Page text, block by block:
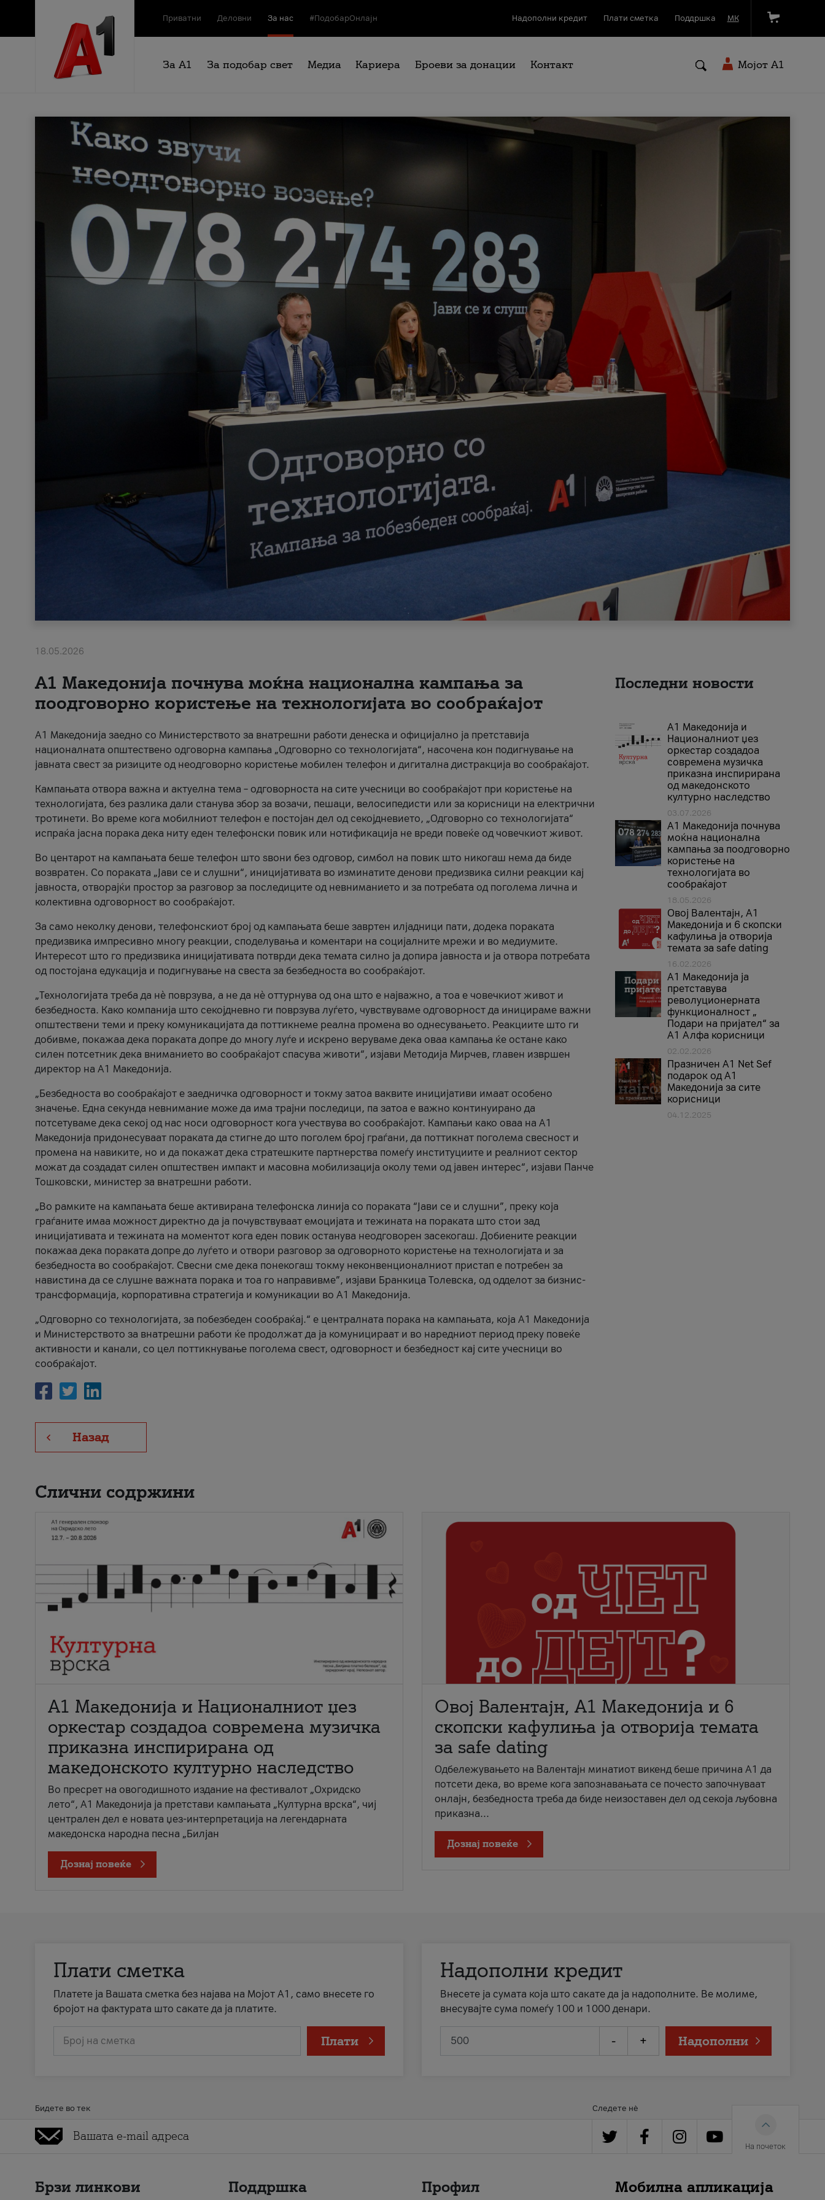
Приватни Деловни За нас #ПодобарОнлајн Надополни кредит Плати сметка Поддршка МК
За А1 За подобар свет Медиа Кариера Броеви за донации Контакт Мојот A1
18.05.2026
A1 Македонија почнува моќна национална кампања за
поодговорно користење на технологијата во сообраќајот
A1 Македонија заедно со Министерството за внатрешни работи денеска и официјално ја претставија
националната општествено одговорна кампања „Одговорно со технологијата“, насочена кон подигнување на
јавната свест за ризиците од неодговорно користење мобилен телефон и дигитална дистракција во сообраќајот.
Кампањата отвора важна и актуелна тема – одговорноста на сите учесници во сообраќајот при користење на
технологијата, без разлика дали станува збор за возачи, пешаци, велосипедисти или за корисници на електрични
тротинети. Во време кога мобилниот телефон е постојан дел од секојдневието, „Одговорно со технологијата“
испраќа јасна порака дека ниту еден телефонски повик или нотификација не вреди повеќе од човечкиот живот.
Во центарот на кампањата беше телефон што ѕвони без одговор, симбол на повик што никогаш нема да биде
возвратен. Со пораката „Јави се и слушни“, иницијативата во изминатите денови предизвика силни реакции кај
јавноста, отворајќи простор за разговор за последиците од невниманието и за потребата од поголема лична и
колективна одговорност во сообраќајот.
За само неколку денови, телефонскиот број од кампањата беше завртен илјадници пати, додека пораката
предизвика импресивно многу реакции, споделувања и коментари на социјалните мрежи и во медиумите.
Интересот што го предизвика иницијативата потврди дека темата силно ја допира јавноста и ја отвора потребата
од постојана едукација и подигнување на свеста за безбедноста во сообраќајот.
„Технологијата треба да нè поврзува, а не да нè оттурнува од она што е најважно, а тоа е човечкиот живот и
безбедноста. Како компанија што секојдневно ги поврзува луѓето, чувствуваме одговорност да иницираме важни
општествени теми и преку комуникацијата да поттикнеме реална промена во однесувањето. Реакциите што ги
добивме, покажаа дека пораката допре до многу луѓе и искрено веруваме дека оваа кампања ќе остане како
силен потсетник дека вниманието во сообраќајот спасува животи“, изјави Методија Мирчев, главен извршен
директор на А1 Македонија.
„Безбедноста во сообраќајот е заедничка одговорност и токму затоа ваквите иницијативи имаат особено
значење. Една секунда невнимание може да има трајни последици, па затоа е важно континуирано да
потсетуваме дека секој од нас носи одговорност кога учествува во сообраќајот. Кампањи како оваа на A1
Македонија придонесуваат пораката да стигне до што поголем број граѓани, да поттикнат поголема свесност и
промена на навиките, но и да покажат дека стратешките партнерства помеѓу институциите и реалниот сектор
можат да создадат силен општествен импакт и масовна мобилизација околу теми од јавен интерес“, изјави Панче
Тошковски, министер за внатрешни работи.
„Во рамките на кампањата беше активирана телефонска линија со пораката “Јави се и слушни”, преку која
граѓаните имаа можност директно да ја почувствуваат емоцијата и тежината на пораката што стои зад
иницијативата и тежината на моментот кога еден повик останува неодговорен засекогаш. Добиените реакции
покажаа дека пораката допре до луѓето и отвори разговор за одговорното користење на технологијата и за
безбедноста во сообраќајот. Свесни сме дека понекогаш токму неконвенционалниот пристап е потребен за
навистина да се слушне важната порака и тоа го направивме”, изјави Бранкица Толевска, од одделот за бизнис-
трансформација, корпоративна стратегија и комуникации во А1 Македонија.
„Одговорно со технологијата, за побезбеден сообраќај.“ е централната порака на кампањата, која A1 Македонија
и Министерството за внатрешни работи ќе продолжат да ја комуницираат и во наредниот период преку повеќе
активности и канали, со цел поттикнување поголема свест, одговорност и безбедност кај сите учесници во
сообраќајот.
Назад
Последни новости
А1 Македонија и
Националниот џез
оркестар создадоа
современа музичка
приказна инспирирана
од македонското
културно наследство
03.07.2026
A1 Македонија почнува
моќна национална
кампања за поодговорно
користење на
технологијата во
сообраќајот
18.05.2026
Овој Валентајн, A1
Македонија и 6 скопски
кафулиња ја отворија
темата за safe dating
16.02.2026
А1 Македонија ја
претставува
револуционерната
функционалност „
Подари на пријател“ за
А1 Алфа корисници
02.02.2026
Празничен A1 Net Sеf
подарок од А1
Македонија за сите
корисници
04.12.2025
Слични содржини
А1 Македонија и Националниот џез
оркестар создадоа современа музичка
приказна инспирирана од
македонското културно наследство
Во пресрет на овогодишното издание на фестивалот „Охридско
лето“, А1 Македонија ја претстави кампањата „Културна врска“, чиј
централен дел е новата џез-интерпретација на легендарната
македонска народна песна „Билјан
Дознај повеќе
Овој Валентајн, A1 Македонија и 6
скопски кафулиња ја отворија темата
за safe dating
Одбележувањето на Валентајн минатиот викенд беше причина А1 да
потсети дека, во време кога запознавањата се почесто започнуваат
онлајн, безбедноста треба да биде неизоставен дел од секоја љубовна
приказна...
Дознај повеќе
Плати сметка
Платете ја Вашата сметка без најава на Мојот А1, само внесете го
бројот на фактурата што сакате да ја платите.
Број на сметка Плати
Надополни кредит
Внесете ја сумата која што сакате да ја надополните. Ве молиме,
внесувајте сума помеѓу 100 и 1000 денари.
- + Надополни
Бидете во тек Следете нè
На почеток
Брзи линкови Поддршка Профил Мобилна апликација